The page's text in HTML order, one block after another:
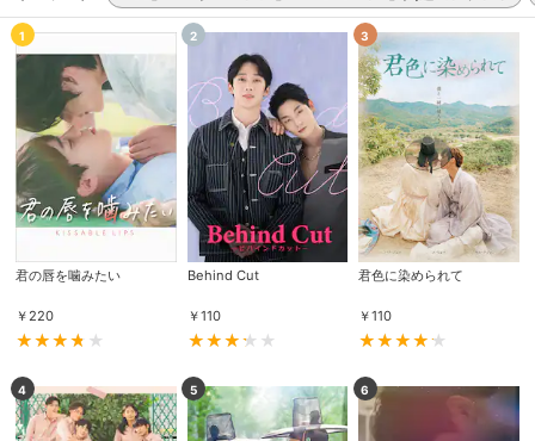
1
君の唇を噛みたい
￥ 220
2
Behind Cut
￥110
3
君色に染められて
￥110
4 5 6